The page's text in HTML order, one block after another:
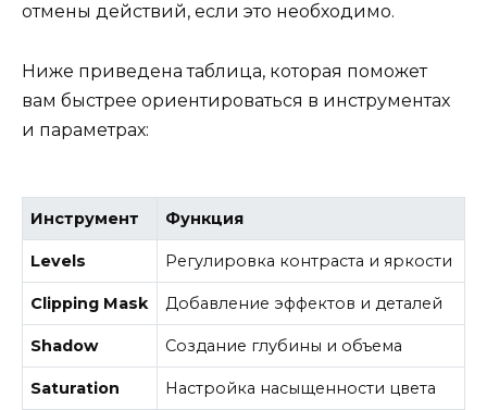
отмены действий, если это необходимо.
Ниже приведена таблица, которая поможет
вам быстрее ориентироваться в инструментах
и параметрах:
Инструмент Функция
Levels Регулировка контраста и яркости
Clipping Mask Добавление эффектов и деталей
Shadow Создание глубины и объема
Saturation Настройка насыщенности цвета